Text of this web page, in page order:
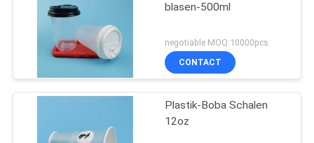
blasen-500ml
negotiable MOQ:10000pcs
CONTACT
Plastik-Boba Schalen
12oz